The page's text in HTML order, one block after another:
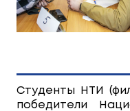
Студенты НТИ
победители